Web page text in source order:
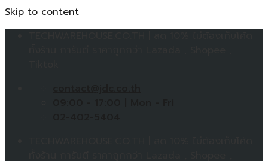
Skip to content